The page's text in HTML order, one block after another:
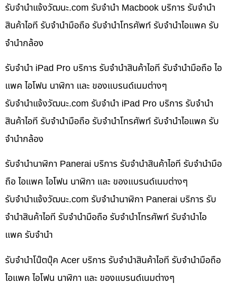
รับจํานําแจ้งวัฒนะ.com รับจำนำ Macbook บริการ รับจำนำ
สินค้าไอที รับจำนำมือถือ รับจำนำโทรศัพท์ รับจำนำไอแพค รับ
จำนำกล้อง
รับจำนำ iPad Pro บริการ รับจำนำสินค้าไอที รับจำนำมือถือ ไอ
แพค ไอโฟน นาฬิกา และ ของแบรนด์เนมต่างๆ
รับจํานําแจ้งวัฒนะ.com รับจำนำ iPad Pro บริการ รับจำนำ
สินค้าไอที รับจำนำมือถือ รับจำนำโทรศัพท์ รับจำนำไอแพค รับ
จำนำกล้อง
รับจำนำนาฬิกา Panerai บริการ รับจำนำสินค้าไอที รับจำนำมือ
ถือ ไอแพค ไอโฟน นาฬิกา และ ของแบรนด์เนมต่างๆ
รับจํานําแจ้งวัฒนะ.com รับจำนำนาฬิกา Panerai บริการ รับ
จำนำสินค้าไอที รับจำนำมือถือ รับจำนำโทรศัพท์ รับจำนำไอ
แพค รับจำนำ
รับจำนำโน๊ตบุ๊ค Acer บริการ รับจำนำสินค้าไอที รับจำนำมือถือ
ไอแพค ไอโฟน นาฬิกา และ ของแบรนด์เนมต่างๆ